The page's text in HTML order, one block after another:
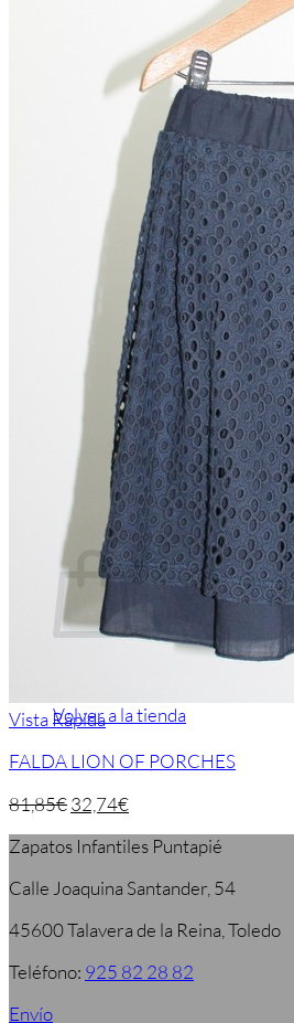
Titanitos
Unisa
Wikers
Zapatillas Victoria
ZapyFlex
Zeñay
Yowas
marcas ropa
Lion of Porches
Marina's
Marita Rial
Zapatos OUTLET
Zapatos Niña OUTLET
Zapatos Niño OUTLET
Buscar
por:
Carrito
Volver a la tienda
Vista Rápida
FALDA LION OF PORCHES
81,85€32,74€
Zapatos Infantiles Puntapié
Calle Joaquina Santander, 54
45600 Talavera de la Reina, Toledo
Teléfono: 925 82 28 82
Envío